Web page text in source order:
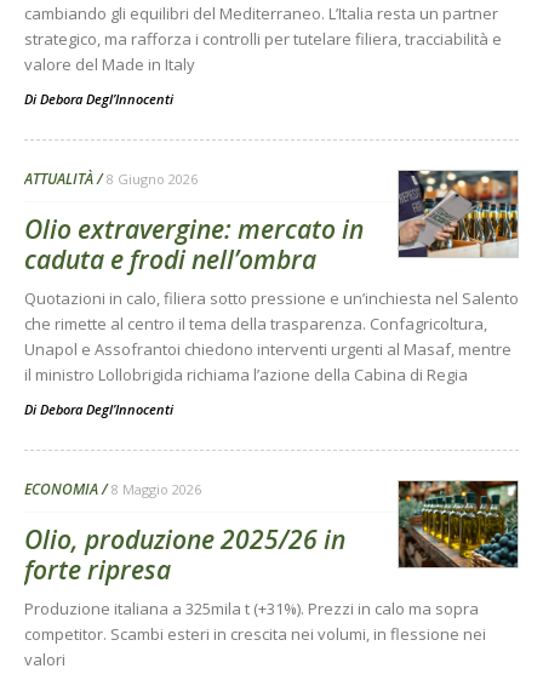
cambiando gli equilibri del Mediterraneo. L’Italia resta un partner
strategico, ma rafforza i controlli per tutelare filiera, tracciabilità e
valore del Made in Italy
Di Debora Degl’Innocenti
ATTUALITÀ 8 Giugno 2026
Olio extravergine: mercato in
caduta e frodi nell’ombra
Quotazioni in calo, filiera sotto pressione e un’inchiesta nel Salento
che rimette al centro il tema della trasparenza. Confagricoltura,
Unapol e Assofrantoi chiedono interventi urgenti al Masaf, mentre
il ministro Lollobrigida richiama l’azione della Cabina di Regia
Di Debora Degl’Innocenti
ECONOMIA 8 Maggio 2026
Olio, produzione 2025/26 in
forte ripresa
Produzione italiana a 325mila t (+31%). Prezzi in calo ma sopra
competitor. Scambi esteri in crescita nei volumi, in flessione nei
valori